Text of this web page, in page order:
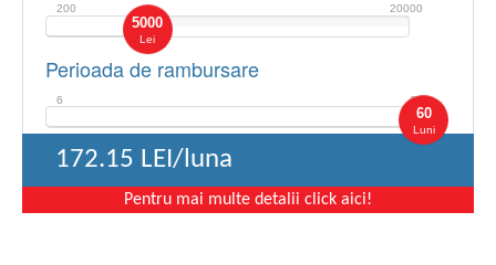
5000
Lei
200 20000
Perioada de rambursare
60
Luni
6 60
172.15 LEI/luna
Pentru mai multe detalii click aici!